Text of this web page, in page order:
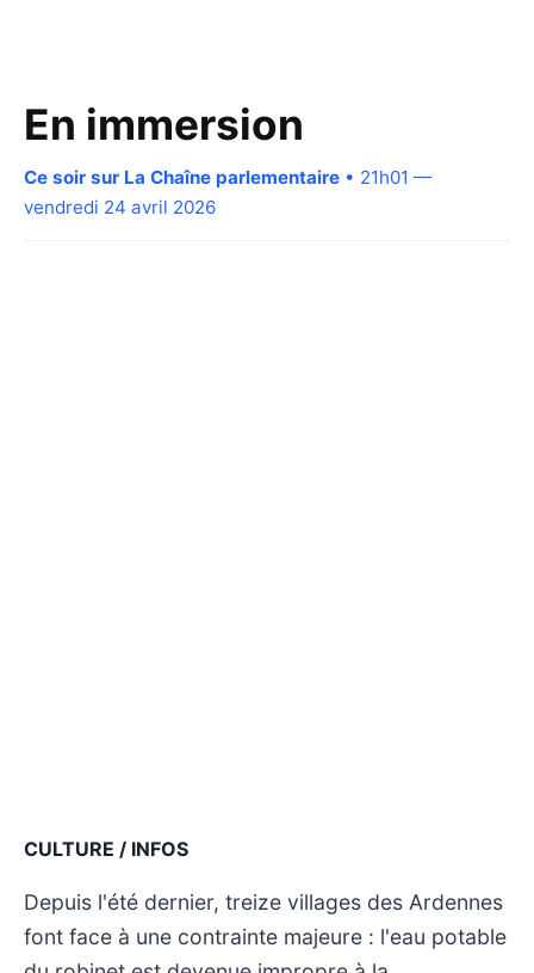
En immersion
Ce soir sur La Chaîne parlementaire • 21h01 —
vendredi 24 avril 2026
CULTURE / INFOS
Depuis l'été dernier, treize villages des Ardennes
font face à une contrainte majeure : l'eau potable